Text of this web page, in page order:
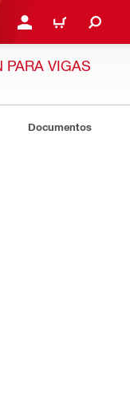
INICIE SESIÓN O
CARRITO
PARA VIGAS
Documentos